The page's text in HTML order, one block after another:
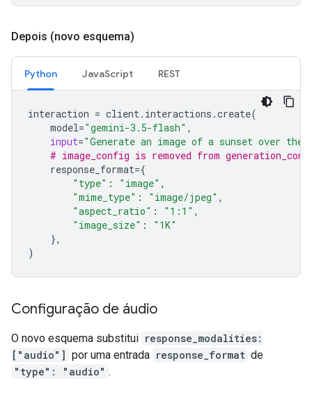
Depois (novo esquema)
Python JavaScript REST
interaction = client. interactions .create(
model="gemini-3.5-flash" ,
input="Generate an image of a sunset over the
# image_config is removed from
response_format={
"type" : "image" ,
"mime_type" : "image/jpeg" ,
"aspect_ratio" : "1:1" ,
"image_size" :
"1K"
},
)
Configuração de áudio
O novo esquema substitui response_modalities:
["audio"] por uma entrada response_format de
"type": "audio" .